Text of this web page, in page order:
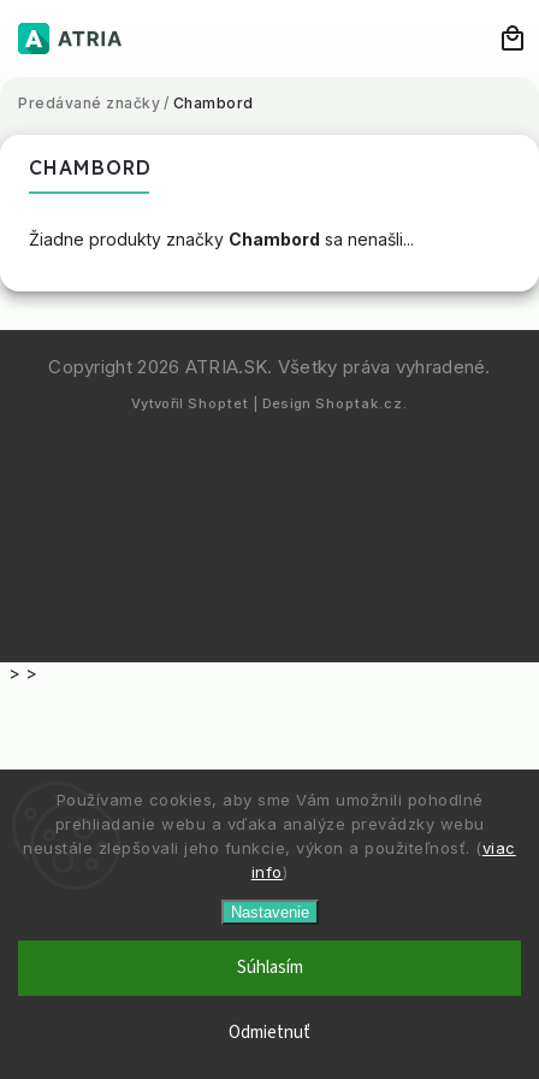
Používame cookies, aby sme Vám umožnili pohodlné
prehliadanie webu a vďaka analýze prevádzky webu
neustále zlepšovali jeho funkcie, výkon a použiteľnosť. (viac
info)
Nastavenie
Odmietnuť
Súhlasím
Predávané značky / Chambord
CHAMBORD
Žiadne produkty značky Chambord sa nenašli...
Copyright 2026 ATRIA.SK. Všetky práva vyhradené.
Vytvořil Shoptet | Design Shoptak.cz.
> >